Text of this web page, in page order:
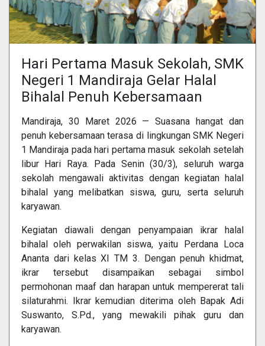
Hari Pertama Masuk Sekolah, SMK
Negeri 1 Mandiraja Gelar Halal
Bihalal Penuh Kebersamaan
Mandiraja, 30 Maret 2026 — Suasana hangat dan
penuh kebersamaan terasa di lingkungan SMK Negeri
1 Mandiraja pada hari pertama masuk sekolah setelah
libur Hari Raya. Pada Senin (30/3), seluruh warga
sekolah mengawali aktivitas dengan kegiatan halal
bihalal yang melibatkan siswa, guru, serta seluruh
karyawan.
Kegiatan diawali dengan penyampaian ikrar halal
bihalal oleh perwakilan siswa, yaitu Perdana Loca
Ananta dari kelas XI TM 3. Dengan penuh khidmat,
ikrar tersebut disampaikan sebagai simbol
permohonan maaf dan harapan untuk mempererat tali
silaturahmi. Ikrar kemudian diterima oleh Bapak Adi
Suswanto, S.Pd., yang mewakili pihak guru dan
karyawan.